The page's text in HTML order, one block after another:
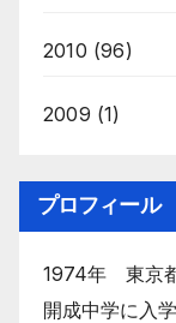
2010 (96)
2009 (1)
プロフィール
1974年 東京都
開成中学に入